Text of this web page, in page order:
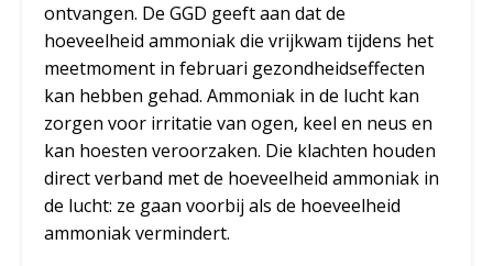
ontvangen. De GGD geeft aan dat de
hoeveelheid ammoniak die vrijkwam tijdens het
meetmoment in februari gezondheidseffecten
kan hebben gehad. Ammoniak in de lucht kan
zorgen voor irritatie van ogen, keel en neus en
kan hoesten veroorzaken. Die klachten houden
direct verband met de hoeveelheid ammoniak in
de lucht: ze gaan voorbij als de hoeveelheid
ammoniak vermindert.